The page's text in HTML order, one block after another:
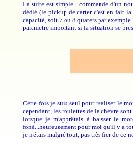
La suite est simple....commande d'un
dédié (le pickup de carter c'est en fait
capacité, soit 7 ou 8 quaters par
paramètre important si la situation se
Cette fois je suis seul pour réaliser le
cependant, les roulettes de la chèvre
lorsque je m'apprêtais à baisser le
fond...heureusement pour moi qu'il y a
je n'étais malgré tout, pas très fier de ce